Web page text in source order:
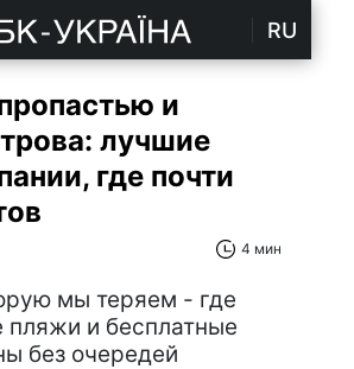
RU
и
лучшие
где почти
4 мин
мы теряем - где
пляжи и бесплатные
без очередей